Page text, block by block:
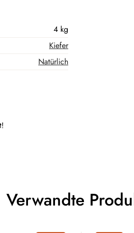
4 kg
Kiefer
Natürlich
Verwandte